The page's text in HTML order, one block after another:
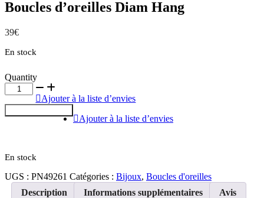
Boucles d’oreilles Diam Hang
39€
En stock
Quantity
quantité
de
Boucles
d'oreilles
Ajouter à la liste d’envies
Ajouter à la liste d’envies
En stock
UGS : PN49261 Catégories : Bijoux, Boucles d'oreilles
Description
Informations supplémentaires Avis